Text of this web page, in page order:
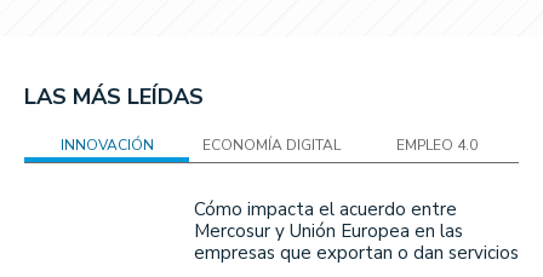
LAS MÁS LEÍDAS
INNOVACIÓN ECONOMÍA DIGITAL EMPLEO 4.0
Cómo impacta el acuerdo entre
Mercosur y Unión Europea en las
empresas que exportan o dan servicios